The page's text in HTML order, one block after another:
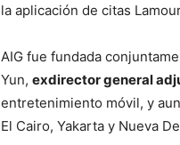
la aplicación de citas
AIG fue fundada
Yun, exdirector general
entretenimiento móvil, y
El Cairo, Yakarta y Nueva